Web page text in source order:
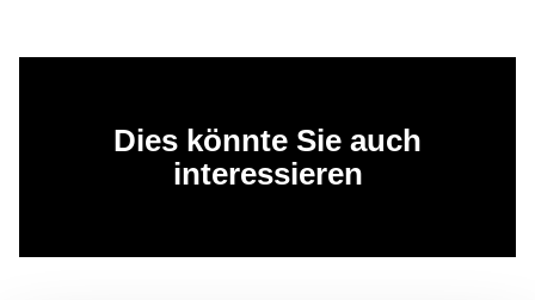
Dies könnte Sie auch
interessieren